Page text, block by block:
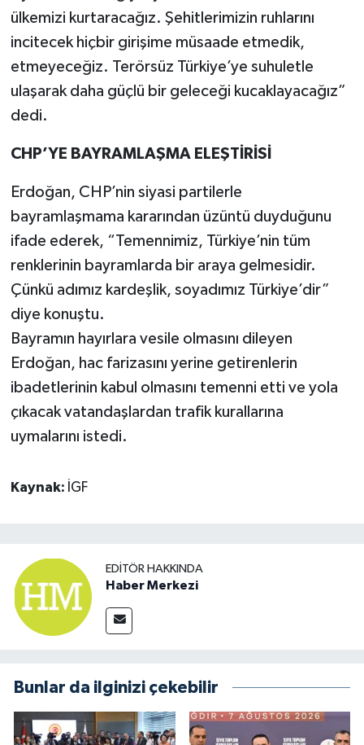
ülkemizi kurtaracağız. Şehitlerimizin ruhlarını
incitecek hiçbir girişime müsaade etmedik,
etmeyeceğiz. Terörsüz Türkiye’ye suhuletle
ulaşarak daha güçlü bir geleceği kucaklayacağız”
dedi.
CHP’YE BAYRAMLAŞMA ELEŞTİRİSİ
Erdoğan, CHP’nin siyasi partilerle
bayramlaşmama kararından üzüntü duyduğunu
ifade ederek, “Temennimiz, Türkiye’nin tüm
renklerinin bayramlarda bir araya gelmesidir.
Çünkü adımız kardeşlik, soyadımız Türkiye’dir”
diye konuştu.
Bayramın hayırlara vesile olmasını dileyen
Erdoğan, hac farizasını yerine getirenlerin
ibadetlerinin kabul olmasını temenni etti ve yola
çıkacak vatandaşlardan trafik kurallarına
uymalarını istedi.
Kaynak: İGF
EDITÖR HAKKINDA
Haber Merkezi
Bunlar da ilginizi çekebilir